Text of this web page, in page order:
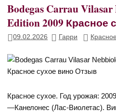
Bodegas Carrau
Edition 2009 Красное
09.02.2026 Гарри
Красное сухое. Год урожая:
—Канелонес (Лас-Виолетас).